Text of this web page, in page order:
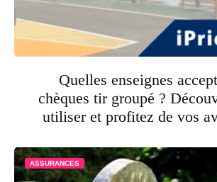
Quelles enseignes
chèques tir groupé ?
utiliser et profitez de vos
ASSURANCES